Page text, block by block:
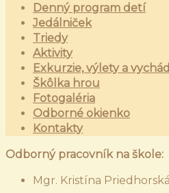
Denný program detí
Jedálniček
Triedy
Aktivity
Exkurzie, výlety a
Škôlka hrou
Fotogaléria
Odborné okienko
Kontakty
Odborný pracovník na škole:
Mgr. Kristína